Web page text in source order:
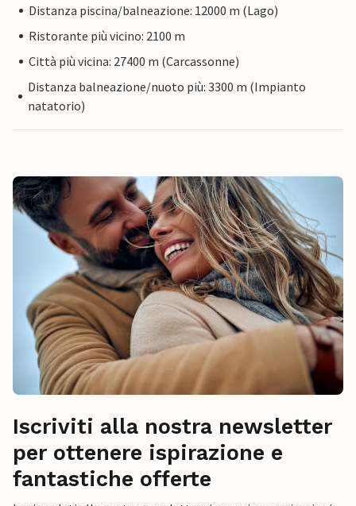
Distanza piscina/balneazione: 12000 m (Lago)
Ristorante più vicino: 2100 m
Città più vicina: 27400 m (Carcassonne)
Distanza balneazione/nuoto più: 3300 m (Impianto
natatorio)
Iscriviti alla nostra newsletter
per ottenere ispirazione e
fantastiche offerte